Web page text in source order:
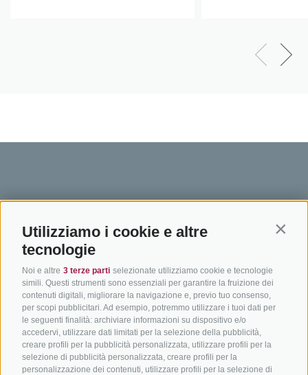
Utilizziamo i cookie e altre
tecnologie
Noi e altre 3 terze parti selezionate utilizziamo cookie e tecnologie
simili. Questi strumenti sono essenziali per garantire la fruizione dei
contenuti digitali, migliorare la navigazione e, previo tuo consenso,
per scopi pubblicitari. Ad esempio, potremmo utilizzare i tuoi dati per
le seguenti finalità: archiviare informazioni su dispositivo e/o
accedervi, utilizzare dati limitati per la selezione della pubblicità,
creare profili per la pubblicità personalizzata, utilizzare profili per la
selezione di pubblicità personalizzata, creare profili per la
personalizzazione dei contenuti, utilizzare profili per la selezione di
SÜDTIROL
Hotel & pacchetti
Pacchetti vacanze
Buoni vacanza
Hot Deals
Bike & Work
ADIGE
Adige
In bici da corsa in Alto
Adige
Ciclabili in Alto Adige
Scuole bike
Tutti i tour
Come
Meteo
Catalogo